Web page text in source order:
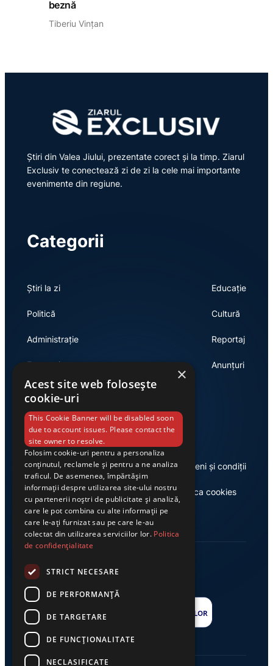
beznă
Tiberiu Vințan
Știri din Valea Jiului, prezentate corect și la timp. Ziarul
Exclusiv te conectează zi de zi la cele mai importante
evenimente din regiune.
Categorii
Știri la zi
Politică
Administrație
Economie
Educație
Cultură
Reportaj
Anunțuri
Link-uri utile
Despre noi
Casa de editură Exclusiv
Termeni și condiții
Politica cookies
×
Acest site web folosește
cookie-uri
This Cookie Banner will be disabled soon
due to account issues. Please contact the
site owner to resolve.
Folosim cookie-uri pentru a personaliza
conținutul, reclamele și pentru a ne analiza
traficul. De asemenea, împărtășim
informații despre utilizarea site-ului nostru
cu partenerii noștri de publicitate și analiză,
care le pot combina cu alte informații pe
care le-ați furnizat sau pe care le-au
colectat din utilizarea serviciilor lor. Politica
de confidențialitate
STRICT NECESARE
DE PERFORMANȚĂ
DE TARGETARE
DE FUNCŢIONALITATE
NECLASIFICATE